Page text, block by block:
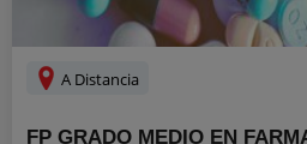
A Distancia
FP GRADO MEDIO EN